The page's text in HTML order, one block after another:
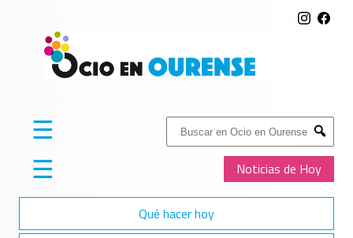
Buscar:
Submit
Noticias de Hoy
☰
☰
Qué hacer hoy